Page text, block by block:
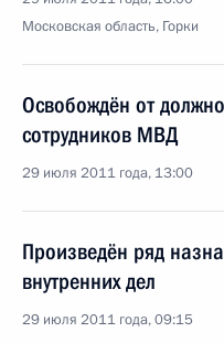
Московская область, Горки
Освобождён от
сотрудников МВД
29 июля 2011 года, 13:00
Произведён ряд
внутренних дел
29 июля 2011 года, 09:15